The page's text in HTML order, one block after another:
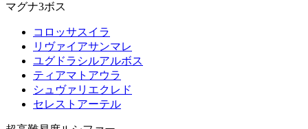
マグナ3ボス
コロッサスイラ
リヴァイアサンマレ
ユグドラシルアルボス
ティアマトアウラ
シュヴァリエクレド
セレストアーテル